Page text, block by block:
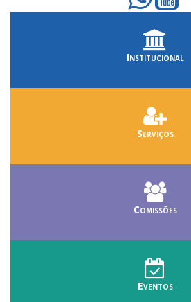
Institucional
Serviços
Comissões
Eventos